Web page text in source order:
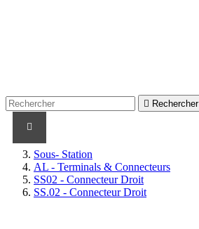
 Rechercher
Sous- Station
AL - Terminals & Connecteurs
SS02 - Connecteur Droit
SS.02 - Connecteur Droit